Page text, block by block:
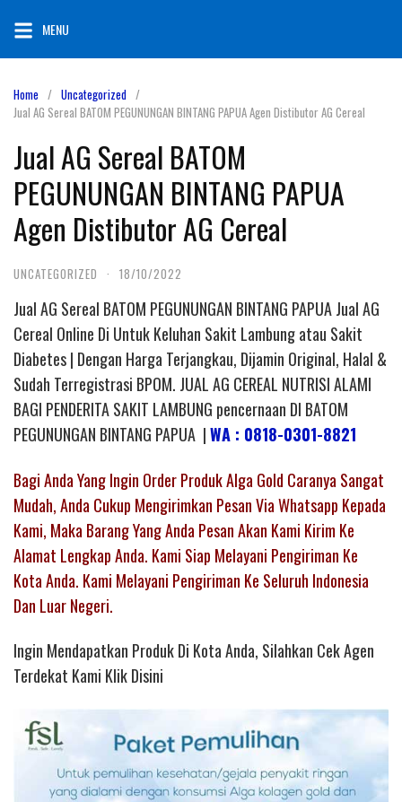
content
MENU
Home
Uncategorized
Jual AG Sereal BATOM PEGUNUNGAN BINTANG PAPUA Agen Distibutor AG Cereal
Jual AG Sereal BATOM
PEGUNUNGAN BINTANG PAPUA
Agen Distibutor AG Cereal
UNCATEGORIZED · 18/10/2022
Jual AG Sereal BATOM PEGUNUNGAN BINTANG PAPUA Jual AG
Cereal Online Di Untuk Keluhan Sakit Lambung atau Sakit
Diabetes | Dengan Harga Terjangkau, Dijamin Original, Halal &
Sudah Terregistrasi BPOM. JUAL AG CEREAL NUTRISI ALAMI
BAGI PENDERITA SAKIT LAMBUNG pencernaan DI BATOM
PEGUNUNGAN BINTANG PAPUA |WA : 0818-0301-8821
Bagi Anda Yang Ingin Order Produk Alga Gold Caranya Sangat
Mudah, Anda Cukup Mengirimkan Pesan Via Whatsapp Kepada
Kami, Maka Barang Yang Anda Pesan Akan Kami Kirim Ke
Alamat Lengkap Anda. Kami Siap Melayani Pengiriman Ke
Kota Anda. Kami Melayani Pengiriman Ke Seluruh Indonesia
Dan Luar Negeri.
Ingin Mendapatkan Produk Di Kota Anda, Silahkan Cek Agen
Terdekat Kami Klik Disini